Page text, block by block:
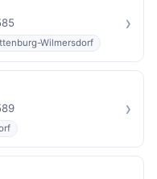
Wilmersdorf
›
›